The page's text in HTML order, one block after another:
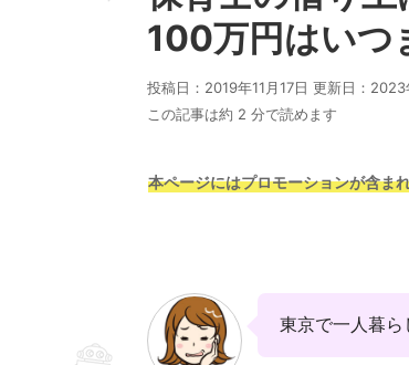
100万円はいつ
投稿日：2019年11月17日 更新日： 2023
この記事は約 2 分で読めます
本ページにはプロモーションが含ま
東京で一人暮ら